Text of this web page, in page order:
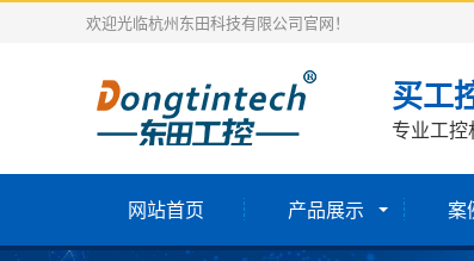
欢迎光临杭州东田科技有限公司官网！
买工
专业工
网站首页 产品展示 案